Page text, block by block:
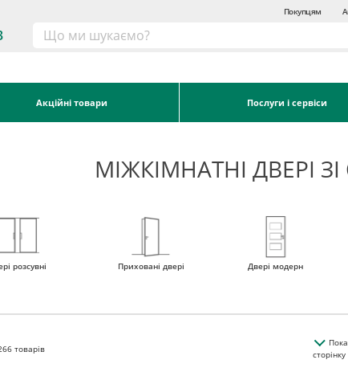
Покупцям
Акційні товари Послуги і сервіси
МІЖКІМНАТНІ ДВЕРІ
розсувні Приховані двері Двері модерн
товарів
сторінку